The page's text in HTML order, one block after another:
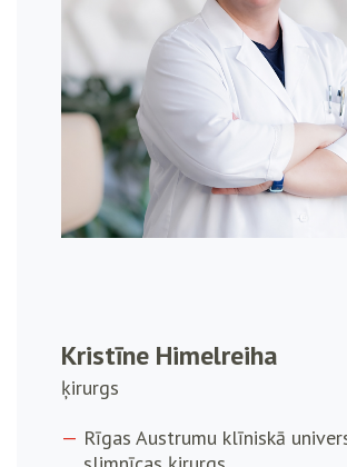
Kristīne Himelreiha
ķirurgs
Rīgas Austrumu klīniskā